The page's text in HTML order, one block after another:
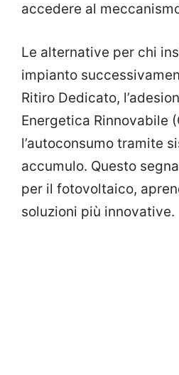
accedere al
Le alternative per chi
impianto
Ritiro Dedicato,
Energetica Rinnovabile
l’autoconsumo tramite
accumulo. Questo
per il fotovoltaico,
soluzioni più innovative.